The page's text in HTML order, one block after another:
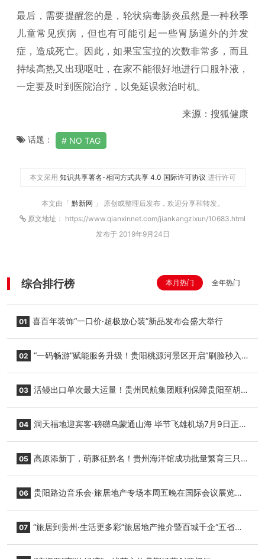
最后，需要提醒您的是，轮状病毒肠炎虽然是一种秋季
儿童常见疾病，但也有可能引起一些胃肠道外的并发
症，造成死亡。因此，如果宝宝拉的次数非常多，而且
持续高热又出现呕吐，在家不能很好地进行口服补液，
一定要及时到医院治疗，以免延误救治时机。
来源：搜狐健康
话题： NO TAG
本文采用 知识共享署名-相同方式共享 4.0 国际许可协议 进行许可
本文由「 黔新网 」 原创或整理后发布，欢迎分享和转发。
原文地址： https://www.qianxinnet.com/jiankangzixun/10683.html
发布于 2019年9月24日
综合排行榜 本月热门 全年热门
01 喜百年装饰“一口价·超极放心装”新品发布会盛大举行
02 “一码畅游”赋能服务升级！贵阳桃源河景区开启“刷脸秒入
03 活鳗出口单次最大运量！贵州民航集团顺利保障贵阳至胡
04 洞天福地迎宾客·磅礴乌蒙通山海 毕节飞雄机场7月9日正式
05 高原添新丁，萌豚征黔名！贵州海洋馆成功批量繁育三只
06 贵阳路边音乐会·旅居地产专场本周五晚在国际会议展览中
07 “旅居到贵州·生活更多彩”旅居地产推介暨百城千企“五省